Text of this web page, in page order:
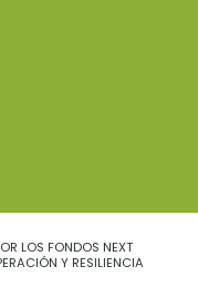
LOS FONDOS NEXT
Y RESILIENCIA